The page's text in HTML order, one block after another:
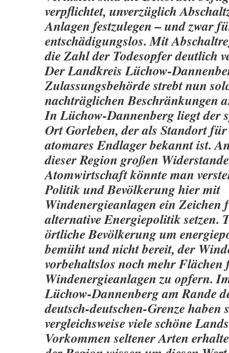
verpflichtet, unverzüglich
Anlagen festzulegen – und zwar
entschädigungslos. Mit
die Zahl der Todesopfer deutlich
Der Landkreis Lüchow-
Zulassungsbehörde strebt nun
nachträglichen Beschränkungen
In Lüchow-Dannenberg liegt der
Ort Gorleben, der als Standort
atomares Endlager bekannt ist.
dieser Region großen
Atomwirtschaft könnte man
Politik und Bevölkerung hier mit
Windenergieanlagen ein Zeichen
alternative Energiepolitik setzen.
örtliche Bevölkerung um
bemüht und nicht bereit, der
vorbehaltslos noch mehr Flächen
Windenergieanlagen zu opfern.
Lüchow-Dannenberg am Rande
deutsch-deutschen-Grenze haben
vergleichsweise viele schöne
Vorkommen seltener Arten